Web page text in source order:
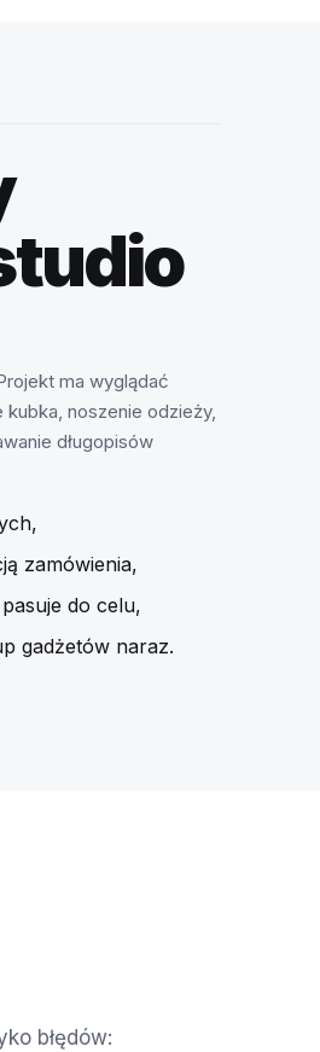
ma wyglądać
noszenie odzieży,
długopisów
zamówienia,
do celu,
gadżetów naraz.
błędów: